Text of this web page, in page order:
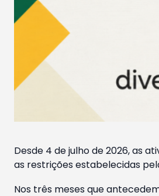
Desde 4 de julho de 2026, as
as restrições estabelecidas
Nos três meses que